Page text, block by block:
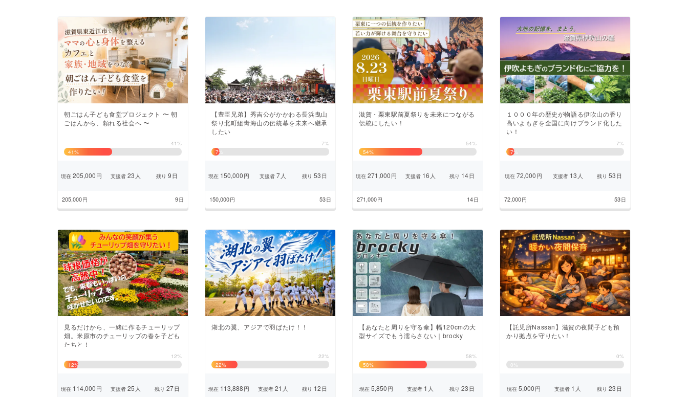
朝ごはん子ども食堂プロジェクト 〜 朝
ごはんから、頼れる社会へ 〜
41%
41%
現在205,000円 支援者23 人 残り 9日
205,000円 9日
【豊臣兄弟】秀吉公がかかわる長浜曳山
祭り北町組靑海山の伝統幕を未来へ継承
したい
7%
7%
現在150,000円 支援者 7 人 残り 53日
150,000円 53日
滋賀・栗東駅前夏祭りを未来につながる
伝統にしたい！
54%
54%
現在271,000円 支援者16 人 残り 14日
271,000円 14日
１０００年の歴史が物語る伊吹山の香り
高いよもぎを全国に向けブランド化した
い！
7%
7%
現在 72,000円 支援者13 人 残り 53日
72,000円 53日
見るだけから、一緒に作るチューリップ
畑。米原市のチューリップの春を子ども
たちと！
12%
12%
現在114,000円 支援者25 人 残り 27日
湖北の翼、アジアで羽ばたけ︎︎！！
22%
22%
現在113,888円 支援者21 人 残り 12日
【あなたと周りを守る傘】幅120cmの大
型サイズでもう濡らさない｜brocky
58%
58%
現在5,850円 支援者 1 人 残り 23日
【託児所Nassan】滋賀の夜間子ども預
かり拠点を守りたい！
0%
0
現在5,000円 支援者 1 人 残り 23日